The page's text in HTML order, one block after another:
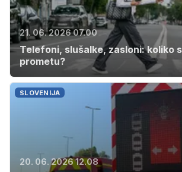
21. 06. 2026 07.00
Telefoni, slušalke, zasloni: koliko
prometu?
SLOVENIJA
20. 06. 2026 12.08